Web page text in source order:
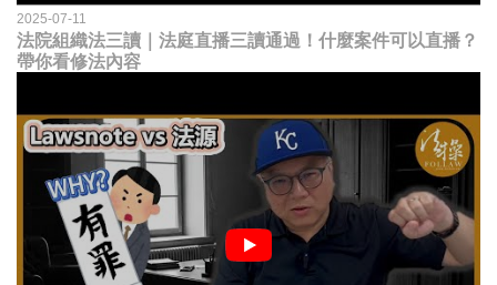
2025-07-11
法院組織法三讀｜法庭直播三讀通過！什麼案件可以直播？
帶你看修法內容